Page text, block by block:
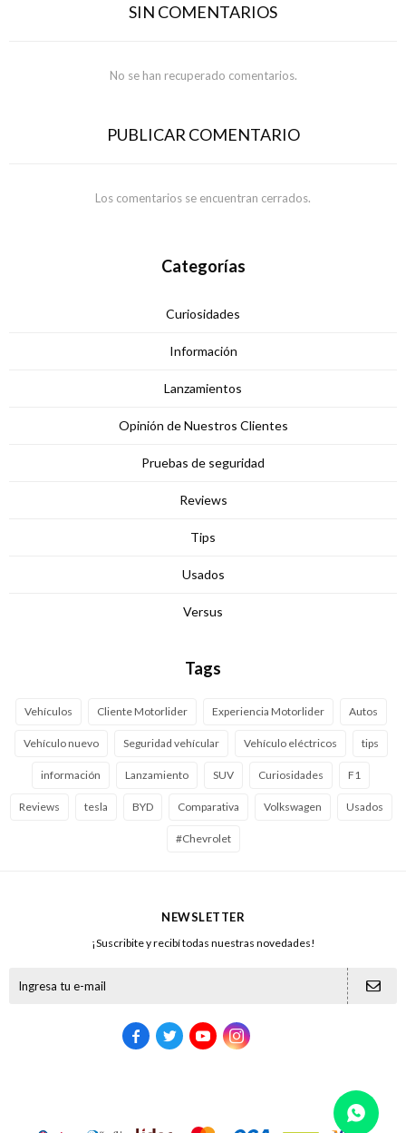
SIN COMENTARIOS
No se han recuperado comentarios.
PUBLICAR COMENTARIO
Los comentarios se encuentran cerrados.
Categorías
Curiosidades
Información
Lanzamientos
Opinión de Nuestros Clientes
Pruebas de seguridad
Reviews
Tips
Usados
Versus
Tags
Vehículos Cliente Motorlider Experiencia Motorlider Autos
Vehículo nuevo Seguridad vehícular Vehículo eléctricos tips
información Lanzamiento SUV Curiosidades F1
Reviews tesla BYD Comparativa Volkswagen Usados
#Chevrolet
NEWSLETTER
¡Suscribite y recibí todas nuestras novedades!
   